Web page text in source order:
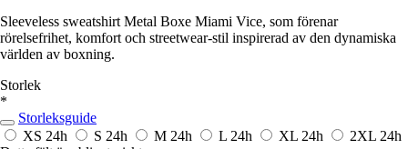
Sleeveless sweatshirt Metal Boxe Miami Vice, som förenar
rörelsefrihet, komfort och streetwear-stil inspirerad av den dynamiska
världen av boxning.
Storlek
*
Storleksguide
XS 24h S 24h M 24h L 24h XL 24h 2XL 24h